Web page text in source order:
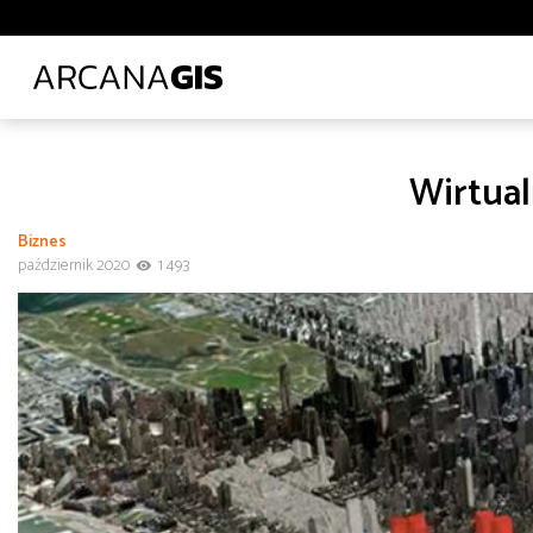
Biblioteki i muzea Ciepłownictwo Energetyka
Leśnictwo
Logistyka
Polecane tematy
od do
Infrastruktura i telekomunikacja
Biznes
październik 2020
1 493